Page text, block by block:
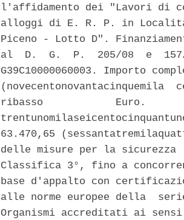
l'affidamento dei "Lavori di
alloggi di E. R. P. in
Piceno - Lotto D".
al  D.  G.  P.  205/08  e
G39C10000060003. Importo
ribasso            Euro.
63.470,65
delle misure per la
Classifica 3°, fino a
base d'appalto con
alle norme europee della
Organismi accreditati ai